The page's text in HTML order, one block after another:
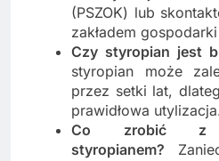
(PSZOK) lub
zakładem
Czy styropian jest
styropian może
przez setki lat,
prawidłowa
Co zrobić z
styropianem?